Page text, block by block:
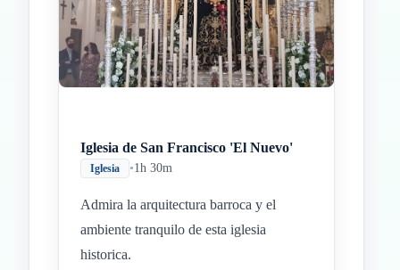
InicioParadas intermedias
Final
Iglesia de San Francisco 'El Nuevo'
Iglesia •1h 30m
Admira la arquitectura barroca y el
ambiente tranquilo de esta iglesia
historica.